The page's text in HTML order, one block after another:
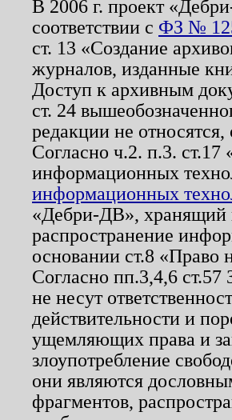
В 2006 г. проект
соответствии с ФЗ №
ст. 13 «Создание
журналов, изданные
Доступ к архивным
ст. 24
редакции не
Согласно ч.2. п.3.
информационных
информационных
«Дебри-ДВ», хранящий
распространение
основании ст.8
Согласно пп.3,4,6
не несут
действительности и
ущемляющих права и
злоупотребление
они являются
фрагментов,